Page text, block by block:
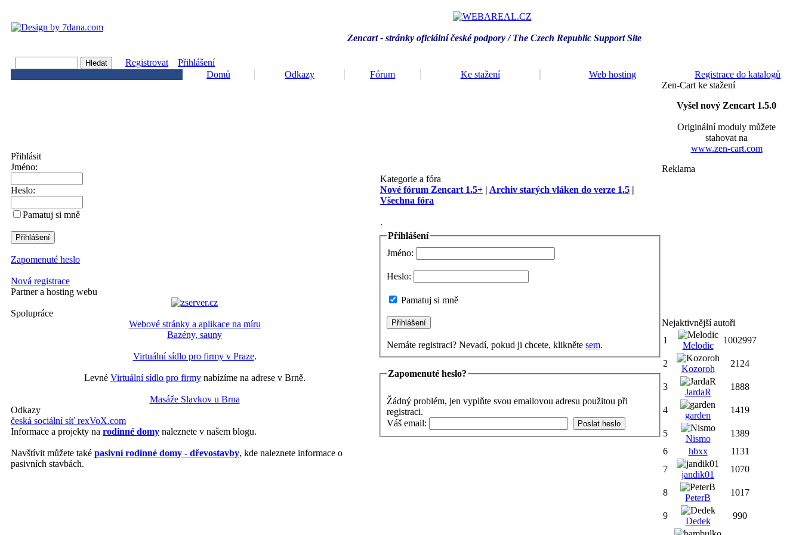
Zencart - stránky oficiální české podpory / The Czech Republic Support Site
Registrovat
Přihlášení
Domů
Odkazy Fórum Ke stažení Web hosting Registrace do katalogů
Přihlásit
Jméno:
Heslo:
Pamatuj si mně
Zapomenuté heslo
Nová registrace
Partner a hosting webu
Spolupráce
Webové stránky a aplikace na míru
Bazény, sauny
Virtuální sídlo pro firmy v Praze.
Levné Virtuální sídlo pro firmynabízíme na adrese v Brně.
Masáže Slavkov u Brna
Odkazy
česká sociální síť rexVoX.com
Informace a projekty na rodinné domy naleznete v našem blogu.
Navštívit můžete také pasivní rodinné domy - dřevostavby, kde naleznete informace o
pasivních stavbách.
Kategorie a fóra
Nové fórum Zencart 1.5+ | Archiv starých vláken do verze 1.5 |
Všechna fóra
.
Přihlášení
Jméno:
Heslo:
Pamatuj si mně
Nemáte registraci? Nevadí, pokud ji chcete, klikněte sem.
Zapomenuté heslo?
Žádný problém, jen vyplňte svou emailovou adresu použitou při
registraci.
Váš email:
Zen-Cart ke stažení
Vyšel nový Zencart 1.5.0
Originální moduly můžete
stahovat na
www.zen-cart.com
Reklama
Nejaktivnější autoři
1
Melodic
1002997
2
Kozoroh
2124
3
JardaR
1888
4
garden
1419
5
Nismo
1389
6
hbxx
1131
7
jandik01
1070
8
PeterB
1017
9
Dedek
990